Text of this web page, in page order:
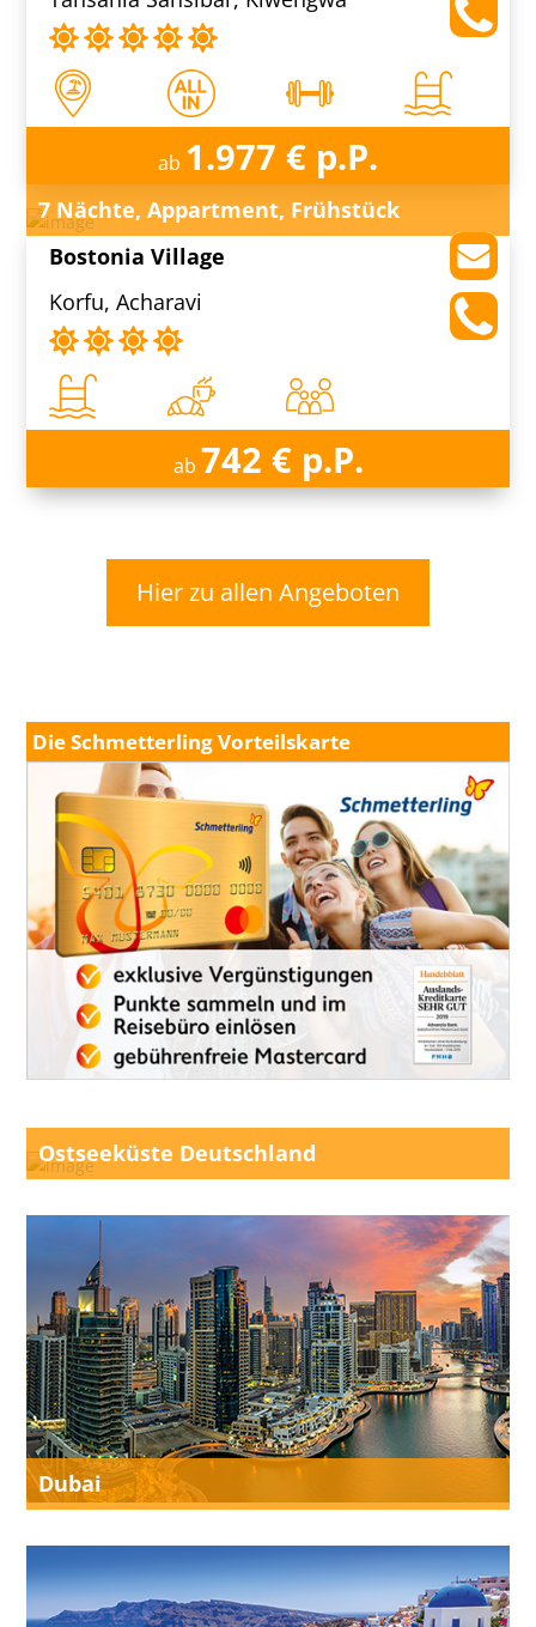
ab 1.977 € p.P.
7 Nächte, Appartment, Frühstück
Bostonia Village
Korfu, Acharavi
ab 742 € p.P.
Hier zu allen Angeboten
Die Schmetterling Vorteilskarte
Ostseeküste Deutschland
Dubai